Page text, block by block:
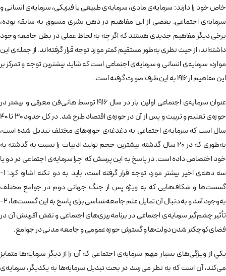
خاص خود را دارند: سرمايه‌ی مادی،‌ سرمايه‌ی طبيعی يا فيزيكی، سرمايه‌ی انسانی و
سرمايه‌ی اجتماعی. بعضی از اين مفاهیم در ذهن بشری مسبوق به سابقه بوده،
برخی دیگر مفاهيم جديدی هستند که اگر چه به لحاظ عملی در بطن جامعه وجود
داشته‌اند، از حیث نظری به‌طور مستقيم كمتر مورد توجه قرار گرفته‌اند. از جمله‌ی این
موارد، سرمايه‌ی انسانی و سرمایه‌ی اجتماعی است كه شايد بيشترين توجه و تمركز بر
اين مفاهیم از 1916 به اين طرف صورت گرفته است.
عنوان سرمايه‌ی اجتماعی اولين بار در سال 1916 توسط هانی‌فن معرفی و بيشتر در
حوزه‌ی تعليم و تربيت و پس از آن در حوزه‌ی اقتصاد طرح شد. در کل حدود 30 تا 40
سال است كه سرمایه‌ی اجتماعی به دغدغه‌‌ی ‌حوزه‌های مختلف تبدیل شده است،
به‌طوری كه در 20 سال گذشته بيشترين حجم توليد ادبيات را نسبت به گذشته به
خود اختصاص داده است. در پاسخ به این پرسش که چرا سرمايه‌ی اجتماعی در دو يا
سه‌ دهه‌ی اخير بيشتر مورد توجه قرار گرفته است، باید به دو نکته اشاره کرد: 1-
گسست‌ها و شكاف‌هايی كه به ویژه پس از جنگ جهانی دوم در جوامع مختلف
به‌وجود آمد و به دنبال آن تمایل علم جامعه‌شناسی برای پاسخ به اين گسست‌ها، 2-
تأثير چشم‌گير سرمايه‌ی اجتماعی در برنامه‌ريزی‌های اجتماعی و نقش آفرينش آن در
فضای كوچكتر شدن دولت‌ها و گسترش حوزه عمومی و جامعه مدنی در جوامع.
يكي از ويژگی‌های بسيار مهم سرمايه‌ی اجتماعی كه آن را از دیگر سرمایه‌ها متمايز
می‌كند، آن است که به نظر می‌رسد در بحث تبدیل سرمایه‌‌ها به یکدیگر، سرمایه‌ی